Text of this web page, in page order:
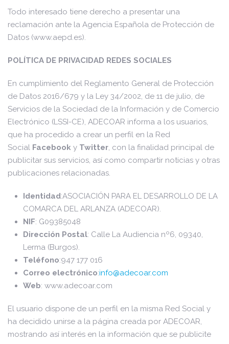
Todo interesado tiene derecho a presentar una
reclamación ante la Agencia Española de Protección de
Datos (www.aepd.es).
POLÍTICA DE PRIVACIDAD REDES SOCIALES
En cumplimiento del Reglamento General de Protección
de Datos 2016/679 y la Ley 34/2002, de 11 de julio, de
Servicios de la Sociedad de la Información y de Comercio
Electrónico (LSSI-CE), ADECOAR informa a los usuarios,
que ha procedido a crear un perfil en la Red
Social Facebook y Twitter, con la finalidad principal de
publicitar sus servicios, así como compartir noticias y otras
publicaciones relacionadas.
Identidad:ASOCIACIÓN PARA EL DESARROLLO DE LA
COMARCA DEL ARLANZA (ADECOAR).
NIF: G09385048
Dirección Postal: Calle La Audiencia nº6, 09340,
Lerma (Burgos).
Teléfono:947 177 016
Correo electrónico:info@adecoar.com
Web: www.adecoar.com
El usuario dispone de un perfil en la misma Red Social y
ha decidido unirse a la página creada por ADECOAR,
mostrando así interés en la información que se publicite